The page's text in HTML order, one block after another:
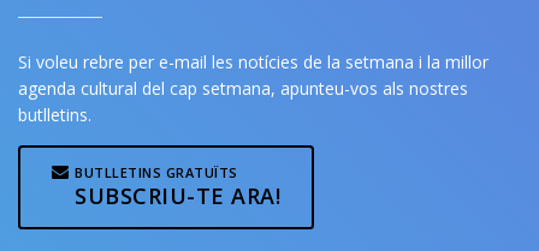
Si voleu rebre per e-mail les notícies de la setmana i la millor
agenda cultural del cap setmana, apunteu-vos als nostres
butlletins.
BUTLLETINS GRATUÏTS
SUBSCRIU-TE ARA!